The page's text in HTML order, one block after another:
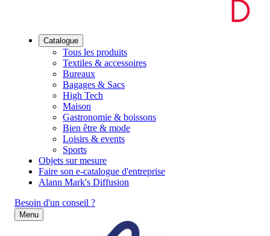
Catalogue
Tous les produits
Textiles & accessoires
Bureaux
Bagages & Sacs
High Tech
Maison
Gastronomie & boissons
Bien être & mode
Loisirs & events
Sports
Objets sur mesure
Faire son e-catalogue d'entreprise
Alann Mark's Diffusion
Besoin d'un conseil ?
Menu